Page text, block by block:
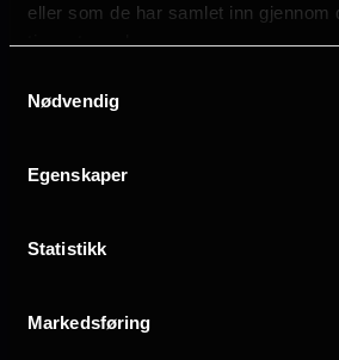
eller som de har samlet inn gjennom
tjenestene deres.
Nødvendig
Egenskaper
Statistikk
Markedsføring